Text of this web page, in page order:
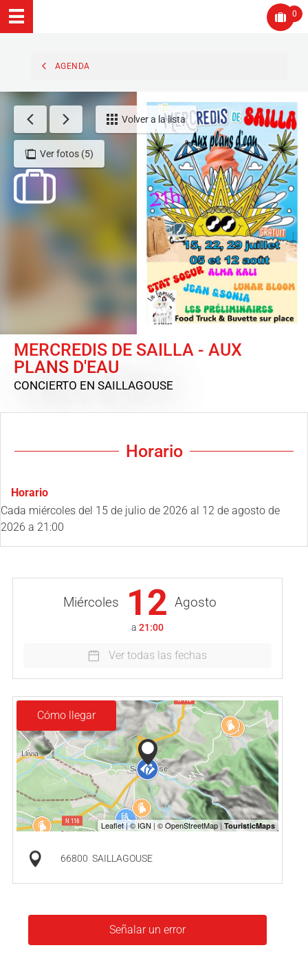
0
AGENDA
Volver a la lista
Ver fotos (5)
MERCREDIS DE SAILLA - AUX
PLANS D'EAU
CONCIERTO EN SAILLAGOUSE
Horario
Horario
Cada miércoles del 15 de julio de 2026 al 12 de agosto de
2026 a 21:00
Miércoles 12 Agosto
a 21:00
Ver todas las fechas
Cómo llegar
66800 SAILLAGOUSE
Señalar un error